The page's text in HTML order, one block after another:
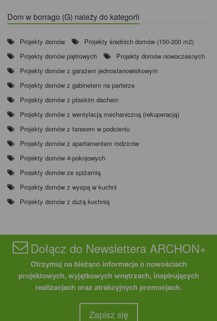
Dom w borrago (G) należy do kategorii
Projekty domów
Projekty średnich domów (150-200 m2)
Projekty domów piętrowych
Projekty domów nowoczesnych
Projekty domów z garażem jednostanowiskowym
Projekty domów z gabinetem na parterze
Projekty domów z płaskim dachem
Projekty domów z wentylacją mechaniczną (rekuperacją)
Projekty domów z tarasem w podcieniu
Projekty domów z apartamentem rodziców
Projekty domów 4-pokojowych
Projekty domów ze spiżarnią
Projekty domów z wyspą w kuchni
Projekty domów z dużą kuchnią
Dołącz do Newslettera ARCHON+
Otrzymuj na bieżąco informacje o nowościach
projektowych, wyjątkowych wnętrzach, inspirujących
realizacjach oraz atrakcyjnych promocjach.
Zapisz się